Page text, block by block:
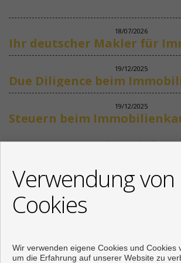
18/07/2026
19/12/2025
19/12/2025
Siehe mehr
+34 622318266
Von Montag bis Freitag : 10:00 -
Verwendung von
Cookies
Wir verwenden eigene Cookies und Cookies
um die Erfahrung auf unserer Website zu